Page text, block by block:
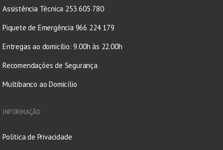
Assistência Técnica 253 605 780
Piquete de Emergência 966 224 179
Entregas ao domicílio: 9.00h às 22.00h
Recomendações de Segurança
Multibanco ao Domicílio
INFORMAÇÃO
Política de Privacidade